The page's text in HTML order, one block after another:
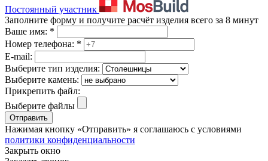
Постоянный участник
Заполните форму и получите расчёт изделия всего за 8 минут
Ваше имя: *
Номер телефона: *
E-mail:
Выберите тип изделия:
Выберите камень:
Прикрепить файл:
Выберите файлы
Отправить
Нажимая кнопку «Отправить» я соглашаюсь с условиями
политики конфиденциальности
Закрыть окно